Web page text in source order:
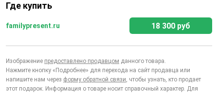
Где купить
familypresent.ru 18 300 руб
Изображение предоставлено продавцом данного товара.
Нажмите кнопку «Подробнее» для перехода на сайт продавца или
напишите нам через форму обратной связи, чтобы узнать, кто продает
этот подарок. Информация о товаре носит справочный характер. Для